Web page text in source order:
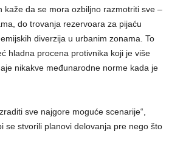
kaže da se mora ozbiljno razmotriti sve –
do trovanja rezervoara za pijaću
diverzija u urbanim zonama. To
hladna procena protivnika koji je više
nikakve međunarodne norme kada je
sve najgore moguće scenarije“,
se stvorili planovi delovanja pre nego što